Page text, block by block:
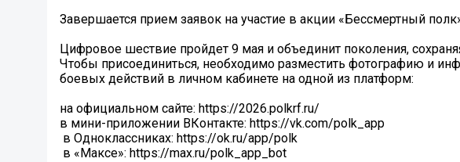
Завершается прием заявок на участие в акции «Бессмертный
Цифровое шествие пройдет 9 мая и объединит поколения,
Чтобы присоединиться, необходимо разместить фотографию и
боевых действий в личном кабинете на одной из платформ:
️на официальном сайте: https://2026.polkrf.ru/
️в мини-приложении ВКонтакте: https://vk.com/polk_app
️ в Одноклассниках: https://ok.ru/app/polk
️ в «Максе»: https://max.ru/polk_app_bot